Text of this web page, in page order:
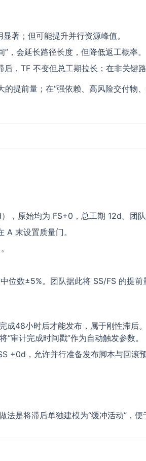
著；但可能提升并行资源峰值。
，会延长路径长度，但降低返工概率。
，TF 不变但总工期拉长；在非关键
提前量；在“强依赖、高风险交付物
原始均为 FS+0，总工期 12d。团队
末设置质量门。
数±5%。团队据此将 SS/FS 的提前
48小时后才能发布，属于刚性滞后。
计完成时间戳”作为自动触发参数。
+0d，允许并行准备发布脚本与回滚预
是将滞后单独建模为“缓冲活动”，便